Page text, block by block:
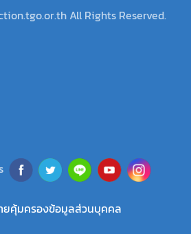
All Rights Reserved.
ยคุ้มครองข้อมูลส่วนบุคคล